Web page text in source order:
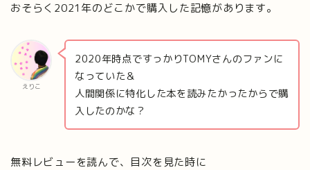
おそらく2021年のどこかで購入した記憶があります。
えりこ
2020年時点ですっかりTOMYさんのファンに
なっていた＆
人間関係に特化した本を読みたかったからで購
入したのかな？
無料レビューを読んで、目次を見た時に